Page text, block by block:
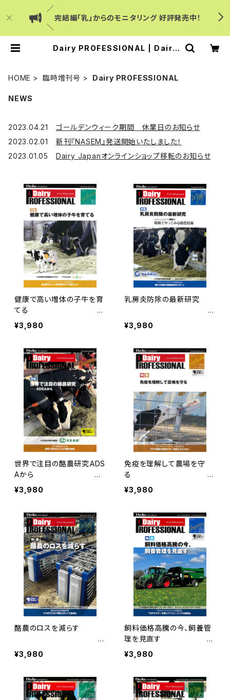
／
完結編「乳」からのモニタリング 好評発売中！
＼
Dairy PROFESSIONAL | Dairy
HOME 臨時増刊号 Dairy PROFESSIONAL
NEWS
2023.04.21 ゴールデンウィーク期間 休業日のお知らせ
2023.02.01 新刊『NASEM』発送開始いたしました！
2023.01.05 Dairy Japanオンラインショップ移転のお知らせ
健康で高い増体の子牛を育
てる
Dairy PROFESSIONA
L Vol.30
¥3,980
乳房炎防除の最新研究
D
airy PROFESSIONAL Vol.
¥3,980
世界で注目の酪農研究――ADS
Aから
Dairy PROFESSIONA
L Vol.28
¥3,980
免疫を理解して農場を守
る
Dairy PROFESSIO
NAL Vol.27
¥3,980
酪農のロスを減らす
D
airy PROFESSIONAL Vol.
¥3,980
飼料価格高騰の今、飼養管
理を見直す D
airy PROFESSIONAL Vol.
¥3,980